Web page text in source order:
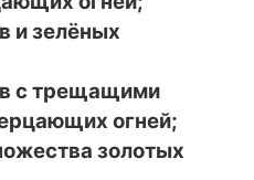
и зелёных
с трещащими
огней;
золотых